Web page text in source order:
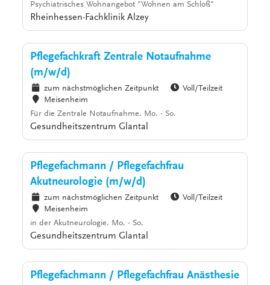
Psychiatrisches Wohnangebot "Wohnen am Schloß"
Rheinhessen-Fachklinik Alzey
Pflegefachkraft Zentrale Notaufnahme
(m/w/d)
zum nächstmöglichen Zeitpunkt
Voll/Teilzeit
Meisenheim
Für die Zentrale Notaufnahme. Mo. - So.
Gesundheitszentrum Glantal
Pflegefachmann / Pflegefachfrau
Akutneurologie (m/w/d)
zum nächstmöglichen Zeitpunkt
Voll/Teilzeit
Meisenheim
in der Akutneurologie. Mo. - So.
Gesundheitszentrum Glantal
Pflegefachmann / Pflegefachfrau Anästhesie